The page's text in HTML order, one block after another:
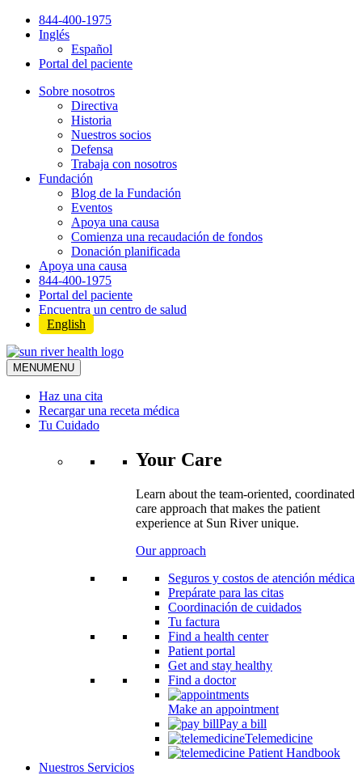
Skip
844-400-1975
Inglés
Español
Portal del paciente
Sobre nosotros
Directiva
Historia
Nuestros socios
Defensa
Trabaja con nosotros
Fundación
Blog de la Fundación
Eventos
Apoya una causa
Comienza una recaudación de fondos
Donación planificada
Apoya una causa
844-400-1975
Portal del paciente
Encuentra un centro de salud
English
MENUMENU
Haz una cita
Recargar una receta médica
Tu Cuidado
Your Care
Learn about the team-oriented, coordinated
care approach that makes the patient
experience at Sun River unique.
Our approach
Seguros y costos de atención médica
Prepárate para las citas
Coordinación de cuidados
Tu factura
Find a health center
Patient portal
Get and stay healthy
Find a doctor
Make an appointment
Pay a bill
Telemedicine
Patient Handbook
Nuestros Servicios